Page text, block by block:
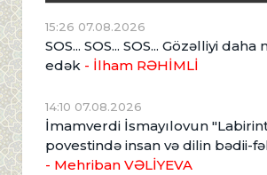
15:26 07.08.2026
SOS... SOS... SOS... Gözəlliyi
edək - İlham RƏHİMLİ
14:10 07.08.2026
İmamverdi İsmayılovun
povestində insan və dilin bədii-
- Mehriban VƏLİYEVA